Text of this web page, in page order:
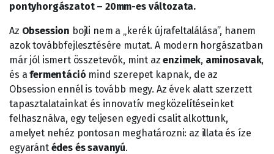
pontyhorgászatot – 20mm-es változata.
Az Obsession bojli nem a „kerék újrafeltalálása”, hanem
azok továbbfejlesztésére mutat. A modern horgászatban
már jól ismert összetevők, mint azenzimek, aminosavak,
és afermentáció mind szerepet kapnak, de az
Obsession ennél is tovább megy. Az évek alatt szerzett
tapasztalatainkat és innovatív megközelítéseinket
felhasználva, egy teljesen egyedi csalit alkottunk,
amelyet nehéz pontosan meghatározni: az illata és íze
egyaránt édes és savanyú.